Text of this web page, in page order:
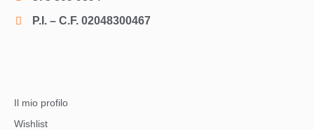
P.I. – C.F. 02048300467
Il mio profilo
Wishlist